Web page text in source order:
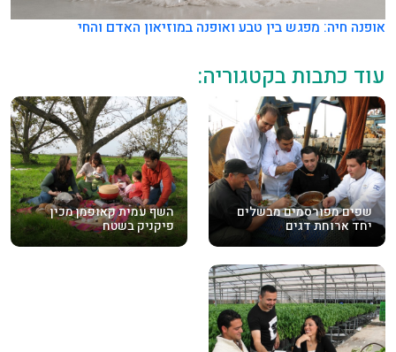
אופנה חיה: מפגש בין טבע ואופנה במוזיאון האדם והחי
עוד כתבות בקטגוריה:
שפים מפורסמים מבשלים
יחד ארוחת דגים
השף עמית קאופמן מכין
פיקניק בשטח